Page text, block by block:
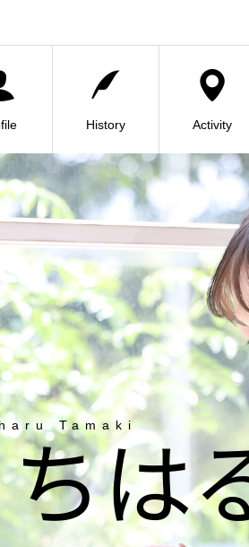
History Activity